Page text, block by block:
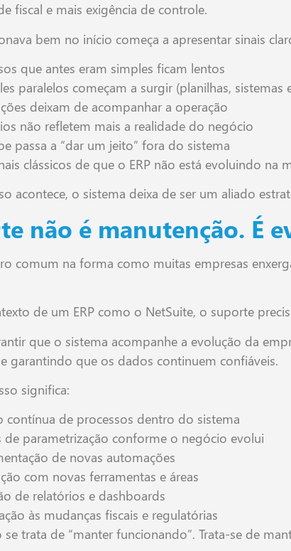
fiscal e mais exigência de controle.
bem no início começa a apresentar sinais
que antes eram simples ficam lentos
paralelos começam a surgir (planilhas, sistemas
deixam de acompanhar a operação
não refletem mais a realidade do negócio
passa a “dar um jeito” fora do sistema
clássicos de que o ERP não está evoluindo na
acontece, o sistema deixa de ser um aliado
não é manutenção. É
comum na forma como muitas empresas
de um ERP como o NetSuite, o suporte
que o sistema acompanhe a evolução da
garantindo que os dados continuem confiáveis.
significa:
contínua de processos dentro do sistema
de parametrização conforme o negócio evolui
de novas automações
com novas ferramentas e áreas
de relatórios e dashboards
às mudanças fiscais e regulatórias
se trata de “manter funcionando”. Trata-se de